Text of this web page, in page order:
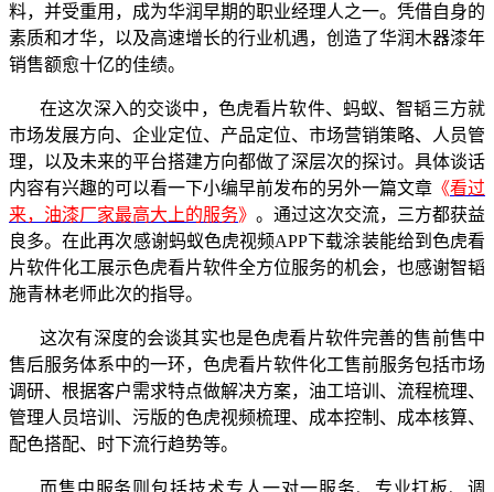
料，并受重用，成为华润早期的职业经理人之一。凭借自身的
素质和才华，以及高速增长的行业机遇，创造了华润木器漆年
销售额愈十亿的佳绩。
在这次深入的交谈中，色虎看片软件、蚂蚁、智韬三方就
市场发展方向、企业定位、产品定位、市场营销策略、人员管
理，以及未来的平台搭建方向都做了深层次的探讨。具体谈话
内容有兴趣的可以看一下小编早前发布的另外一篇文章 《看过
来，油漆厂家最高大上的服务》 。通过这次交流，三方都获益
良多。在此再次感谢蚂蚁色虎视频APP下载涂装能给到色虎看
片软件化工展示色虎看片软件全方位服务的机会，也感谢智韬
施青林老师此次的指导。
这次有深度的会谈其实也是色虎看片软件完善的售前售中
售后服务体系中的一环，色虎看片软件化工售前服务包括市场
调研、根据客户需求特点做解决方案，油工培训、流程梳理、
管理人员培训、污版的色虎视频梳理、成本控制、成本核算、
配色搭配、时下流行趋势等。
而售中服务则包括技术专人一对一服务、专业打板、调